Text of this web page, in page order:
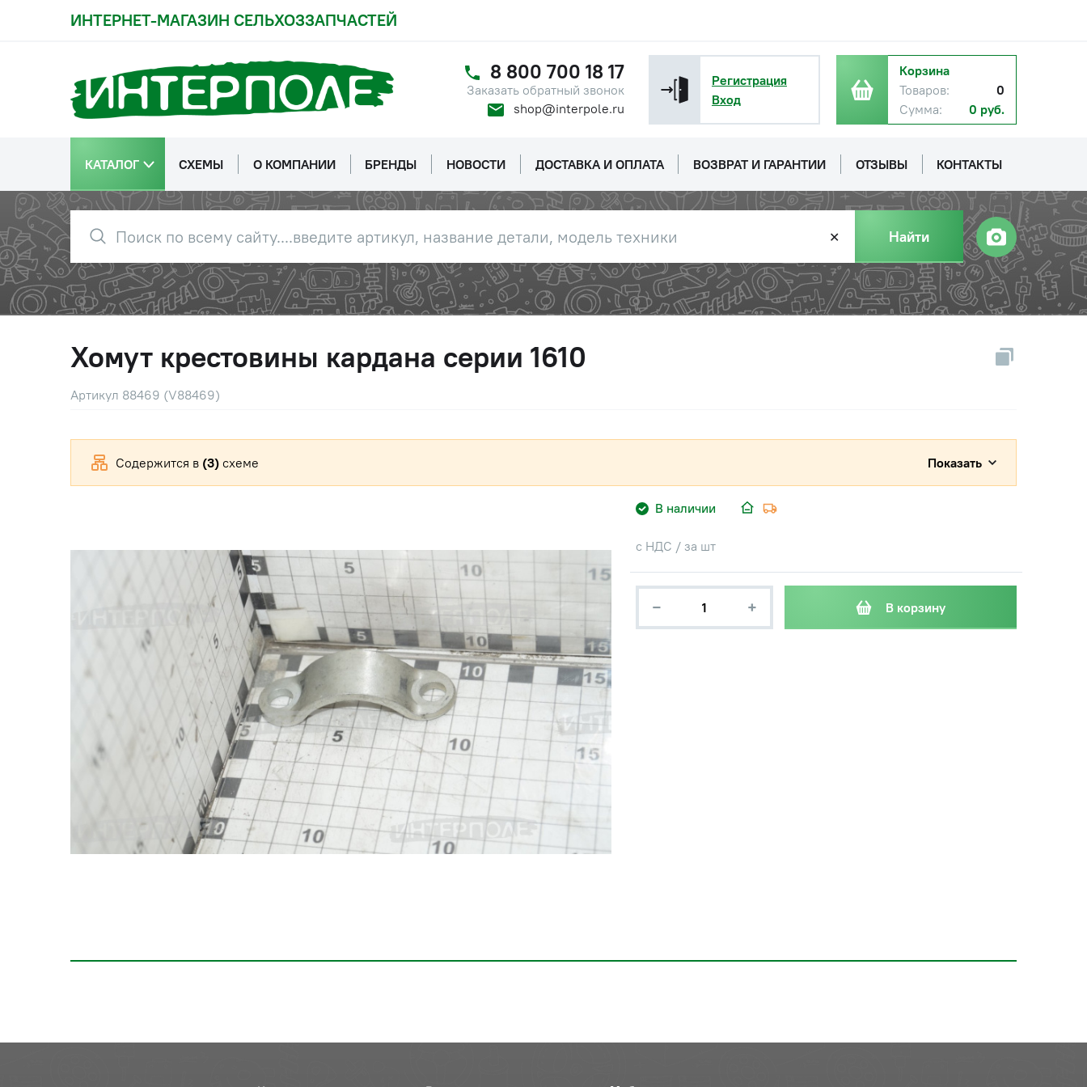
ИНТЕРНЕТ-МАГАЗИН СЕЛЬХОЗЗАПЧАСТЕЙ
8 800 700 18 17
Заказать обратный звонок
shop@interpole.ru
Регистрация
Вход
Корзина
Товаров:
0
Сумма:
0 руб.
КАТАЛОГ СХЕМЫ О КОМПАНИИ БРЕНДЫ НОВОСТИ ДОСТАВКА И ОПЛАТА ВОЗВРАТ И ГАРАНТИИ ОТЗЫВЫ КОНТАКТЫ
✕ Найти
Хомут крестовины кардана серии 1610
Артикул 88469 (V88469)
В наличии
с НДС / за шт
− + В корзину
Содержится в (3) схеме Показать